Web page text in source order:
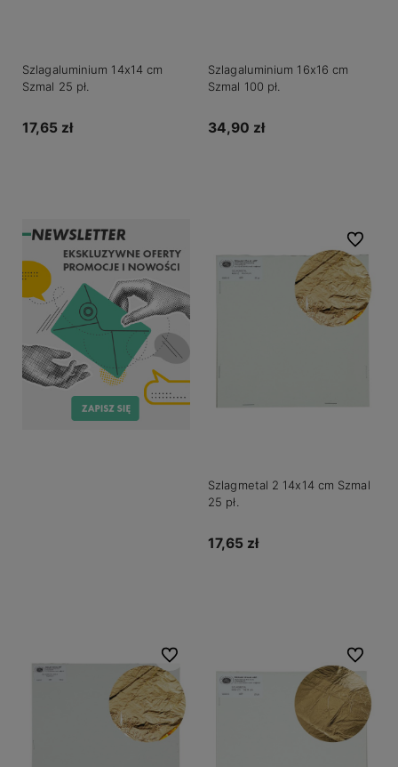
Szlagaluminium 14x14 cm
Szmal 25 pł.
17,65 zł
Szlagaluminium 16x16 cm
Szmal 100 pł.
34,90 zł
Szlagmetal 2 14x14 cm Szmal
25 pł.
17,65 zł
Do
Do ulubionych Do